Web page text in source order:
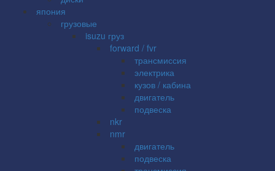
япония
грузовые
isuzu груз
forward / fvr
трансмиссия
электрика
кузов / кабина
двигатель
подвеска
nkr
nmr
двигатель
подвеска